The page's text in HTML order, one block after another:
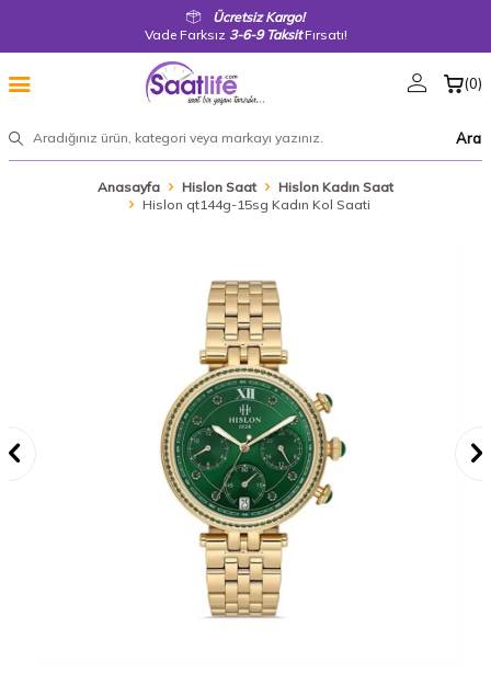
Ücretsiz Kargo!
Vade Farksız 3-6-9 TaksitFırsatı!
Ara
(0)
Anasayfa Hislon Saat
Hislon Kadın Saat
Hislon qt144g-15sg Kadın Kol Saati